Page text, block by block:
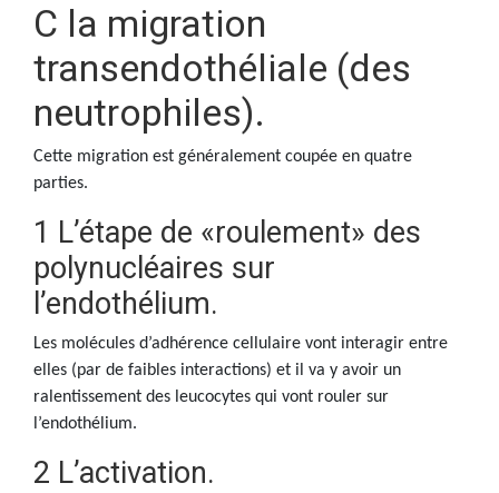
C la migration
transendothéliale (des
neutrophiles).
Cette migration est généralement coupée en quatre
parties.
1 L’étape de «roulement» des
polynucléaires sur
l’endothélium.
Les molécules d’adhérence cellulaire vont interagir entre
elles (par de faibles interactions) et il va y avoir un
ralentissement des leucocytes qui vont rouler sur
l’endothélium.
2 L’activation.